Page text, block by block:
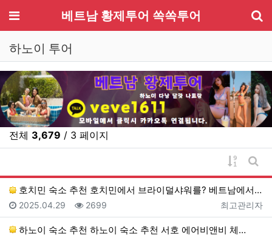
메뉴 베트남 황제투어 쏙쏙투어
하노이 투어
전체 3,679 / 3 페이지
게시물
게
호치민 숙소 추천 호치민에서 브라이덜샤워를? 베트남에서…
등록자
최고관리자
등록일
2025.04.29 조회
2699
하노이 숙소 추천 하노이 숙소 추천 서호 에어비앤비 체…